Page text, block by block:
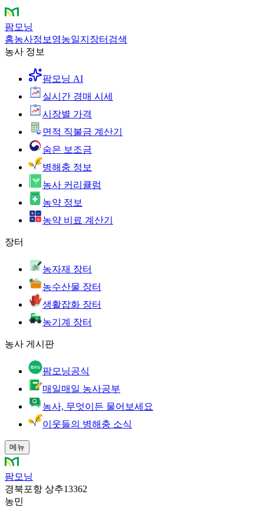
팜모닝
홈농사정보 영농일지 장터 검색
농사 정보
팜모닝 AI
실시간 경매 시세
시장별 가격
면적 직불금 계산기
숨은 보조금
병해충 정보
농사 커리큘럼
농약 정보
농약 비료 계산기
장터
농자재 장터
농수산물 장터
생활잡화 장터
농기계 장터
농사 게시판
팜모닝공식
매일매일 농사공부
농사, 무엇이든 물어보세요
이웃들의 병해충 소식
메뉴
팜모닝
경북포항 상추13362
농민